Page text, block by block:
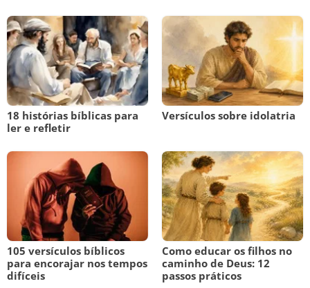
18 histórias bíblicas para
ler e refletir
Versículos sobre idolatria
105 versículos bíblicos
para encorajar nos tempos
difíceis
Como educar os filhos no
caminho de Deus: 12
passos práticos